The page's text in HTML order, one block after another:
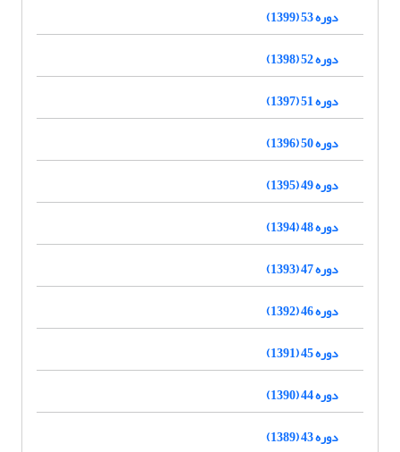
دوره 53 (1399)
دوره 52 (1398)
دوره 51 (1397)
دوره 50 (1396)
دوره 49 (1395)
دوره 48 (1394)
دوره 47 (1393)
دوره 46 (1392)
دوره 45 (1391)
دوره 44 (1390)
دوره 43 (1389)